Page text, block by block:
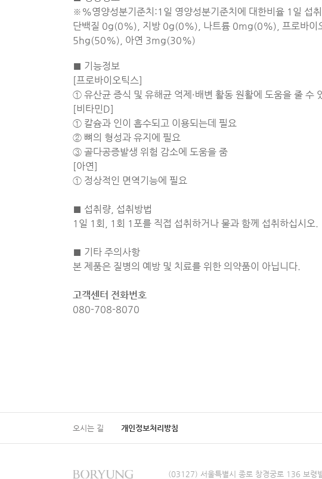
※%영양성분기준치:1일 영양성분기준치에 대한비율 1일
단백질 0g(0%), 지방 0g(0%), 나트륨 0mg(0%), 프로바
5hg(50%), 아연 3mg(30%)
■ 기능정보
[프로바이오틱스]
① 유산균 증식 및 유해균 억제·배변 활동 원활에 도움을 줄 수
[비타민D]
① 칼슘과 인이 흡수되고 이용되는데 필요
② 뼈의 형성과 유지에 필요
③ 골다공증발생 위험 감소에 도움을 줌
[아연]
① 정상적인 면역기능에 필요
■ 섭취량, 섭취방법
1일 1회, 1회 1포를 직접 섭취하거나 물과 함께 섭취하십시오.
■ 기타 주의사항
본 제품은 질병의 예방 및 치료를 위한 의약품이 아닙니다.
고객센터 전화번호
080-708-8070
오시는 길 개인정보처리방침
(03127) 서울특별시 종로 창경궁로 136 보령